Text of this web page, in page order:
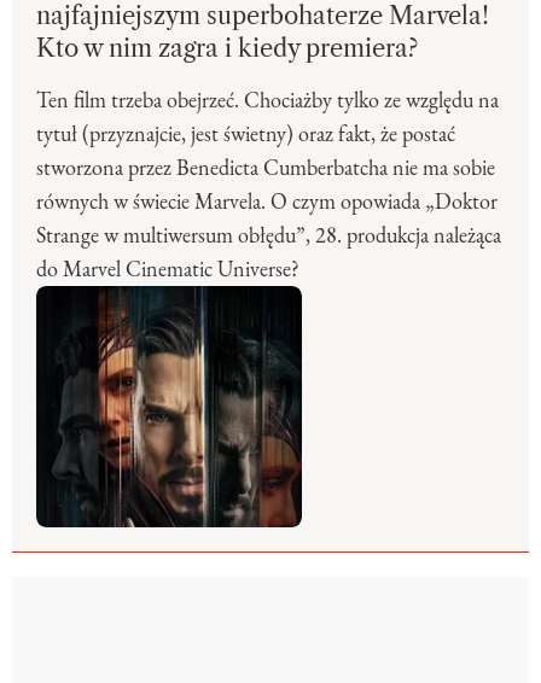
najfajniejszym superbohaterze Marvela!
Kto w nim zagra i kiedy premiera?
Ten film trzeba obejrzeć. Chociażby tylko ze względu na
tytuł (przyznajcie, jest świetny) oraz fakt, że postać
stworzona przez Benedicta Cumberbatcha nie ma sobie
równych w świecie Marvela. O czym opowiada „Doktor
Strange w multiwersum obłędu”, 28. produkcja należąca
do Marvel Cinematic Universe?